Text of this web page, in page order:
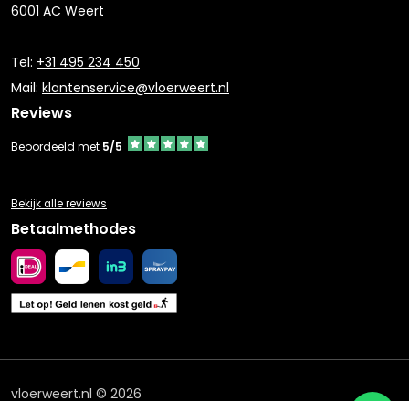
6001 AC Weert
Tel: +31 495 234 450
Mail: klantenservice@vloerweert.nl
Reviews
Beoordeeld met 5/5
Bekijk alle reviews
Betaalmethodes
vloerweert.nl © 2026